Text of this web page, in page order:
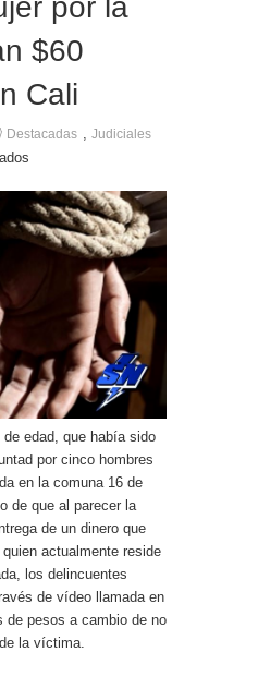
por la
$60
Cali
Destacadas , Judiciales
edad, que había sido
por cinco hombres
en la comuna 16 de
de que al parecer la
de un dinero que
actualmente reside
los delincuentes
de vídeo llamada en
de pesos a cambio de no
la víctima.